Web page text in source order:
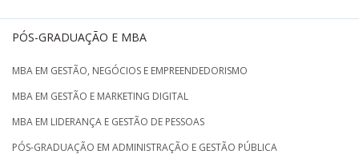
PÓS-GRADUAÇÃO E MBA
MBA EM GESTÃO, NEGÓCIOS E EMPREENDEDORISMO
MBA EM GESTÃO E MARKETING DIGITAL
MBA EM LIDERANÇA E GESTÃO DE PESSOAS
PÓS-GRADUAÇÃO EM ADMINISTRAÇÃO E GESTÃO PÚBLICA